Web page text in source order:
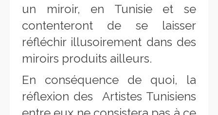
un miroir, en Tunisie et se
contenteront de se laisser
réfléchir illusoirement dans des
miroirs produits ailleurs.
En conséquence de quoi, la
réflexion des Artistes Tunisiens